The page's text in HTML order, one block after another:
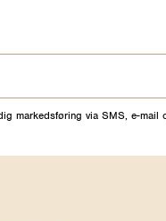
markedsføring via SMS, e-mail